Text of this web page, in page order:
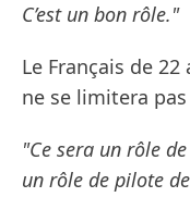
C’est un bon rôle."
Le Français de
ne se limitera
"Ce sera un rôle
un rôle de pilote